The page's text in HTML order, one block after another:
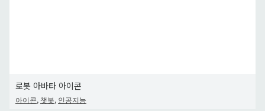
로봇 아바타 아이콘
아이콘, 챗봇, 인공지능